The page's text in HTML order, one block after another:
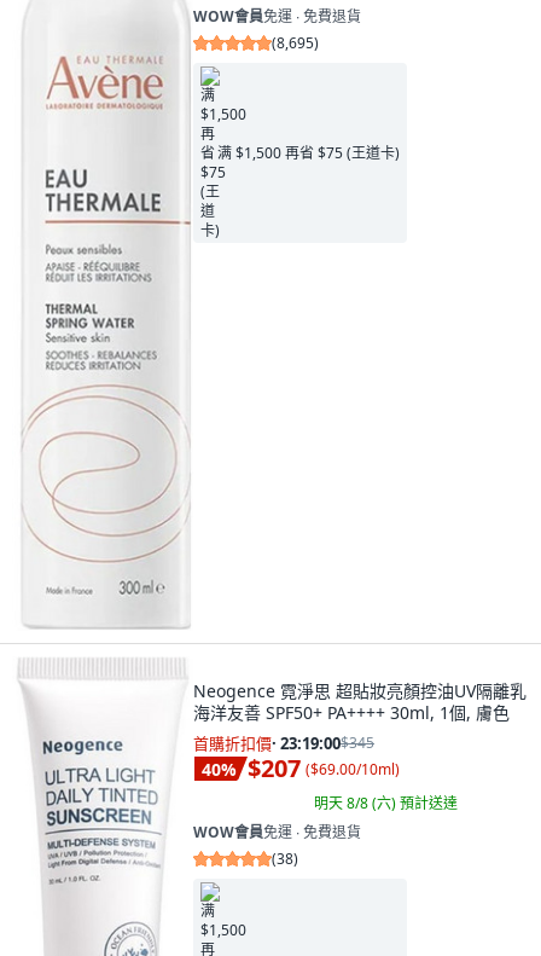
WOW會員免運 ∙ 免費退貨
(8,695)
满 $1,500 再省 $75 (王道卡)
Neogence 霓淨思 超貼妝亮顏控油UV隔離乳
海洋友善 SPF50+ PA++++ 30ml, 1個, 膚色
首購折扣價· 23:18:58$345
40% $207 ($69.00/10ml)
明天 8/8 (六)預計送達
WOW會員免運 ∙ 免費退貨
(38)